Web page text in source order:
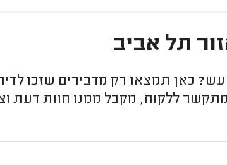
תל אביב
כאן תמצאו רק מדבירים שזכו
ללקוח, מקבל ממנו חוות דעת